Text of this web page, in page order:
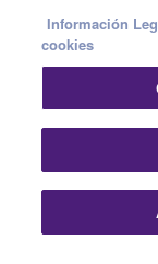
Información
cookies